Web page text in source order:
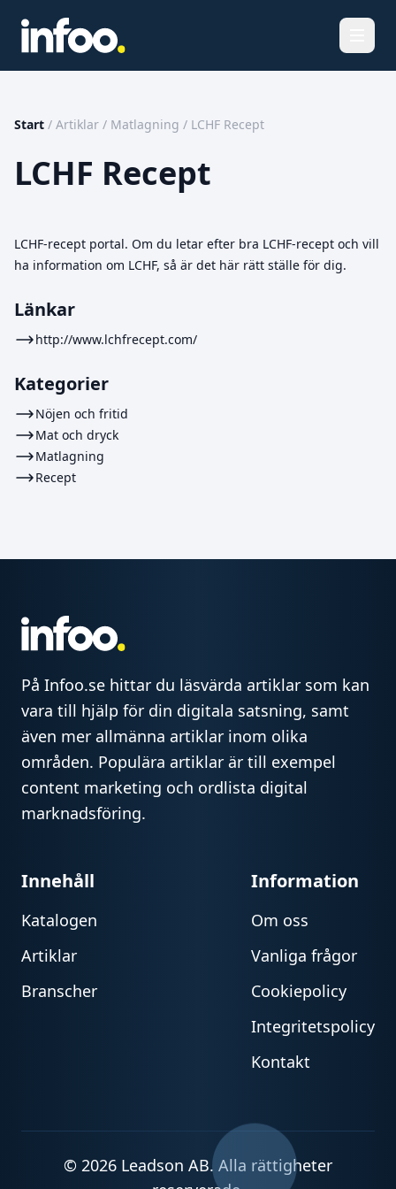
Start / Artiklar / Matlagning / LCHF Recept
LCHF Recept
LCHF-recept portal. Om du letar efter bra LCHF-recept och vill
ha information om LCHF, så är det här rätt ställe för dig.
Länkar
http://www.lchfrecept.com/
Kategorier
Nöjen och fritid
Mat och dryck
Matlagning
Recept
På Infoo.se hittar du läsvärda artiklar som kan
vara till hjälp för din digitala satsning, samt
även mer allmänna artiklar inom olika
områden. Populära artiklar är till exempel
content marketing och ordlista digital
marknadsföring.
Innehåll
Katalogen
Artiklar
Branscher
Information
Om oss
Vanliga frågor
Cookiepolicy
Integritetspolicy
Kontakt
© 2026 Leadson AB. Alla rättigheter